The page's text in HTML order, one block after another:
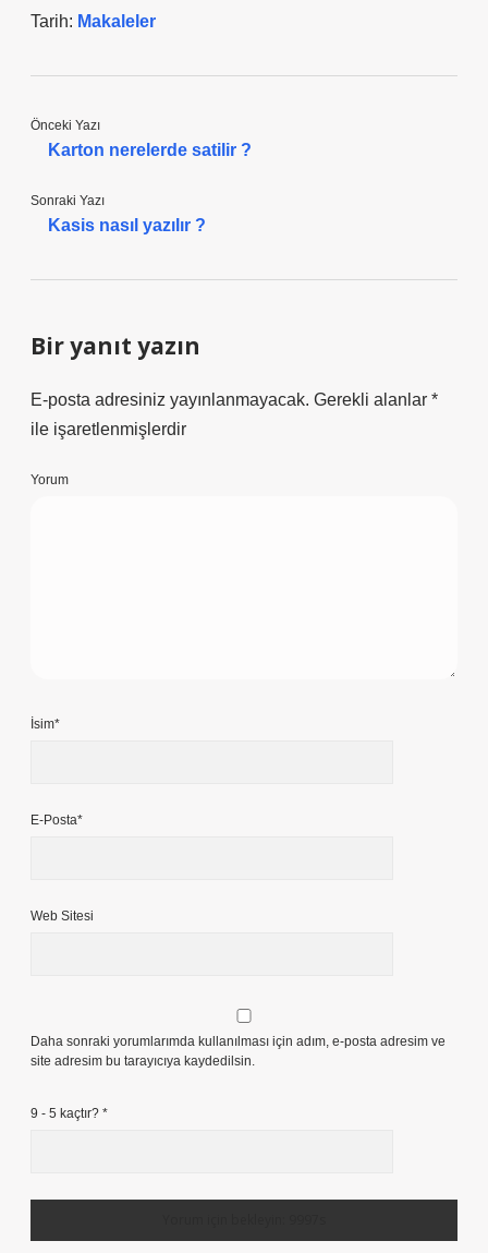
Tarih: Makaleler
Önceki Yazı
Karton nerelerde satilir ?
Sonraki Yazı
Kasis nasıl yazılır ?
Bir yanıt yazın
E-posta adresiniz yayınlanmayacak. Gerekli alanlar *
ile işaretlenmişlerdir
Yorum
İsim*
E-Posta*
Web Sitesi
Daha sonraki yorumlarımda kullanılması için adım, e-posta adresim ve
site adresim bu tarayıcıya kaydedilsin.
9 - 5 kaçtır? *